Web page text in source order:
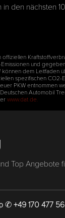
den nächsten
und
dem Leitfaden
spezifischen CO2-
PKW entnommen
Automobil
www.dat.de.
Top Angebote
✆+49 170 477